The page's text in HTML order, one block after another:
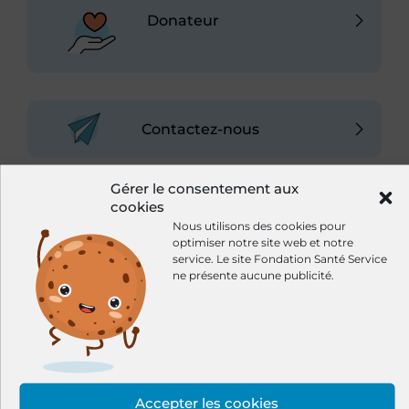
Gérer le consentement aux
cookies
Nous utilisons des cookies pour
optimiser notre site web et notre
service. Le site Fondation Santé Service
ne présente aucune publicité.
Accepter les cookies
Donateur
Contactez-nous
Continuez de lire...
Institutionnel Métier